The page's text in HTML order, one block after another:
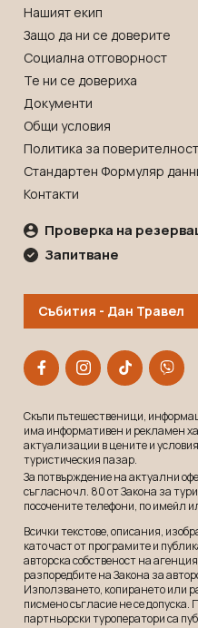
Нашият екип
Защо да ни се доверите
Социална отговорност
Те ни се довериха
Документи
Общи условия
Политика за поверителност
Стандартен Формуляр
Контакти
Проверка на
Запитване
Събития - Дан Травел
Скъпи пътешественици,
има информативен и рекламeн
актуализации в цените и
туристическия пазар.
За потвърждение на актуални
съгласно чл. 80 от Закона за
посочените телефони, по имейл
Всички текстове, описания,
като част от програмите и
авторска собственост на
разпоредбите на Закона за
Използването, копирането или
писмено съгласие не се
партньорски туроператори са